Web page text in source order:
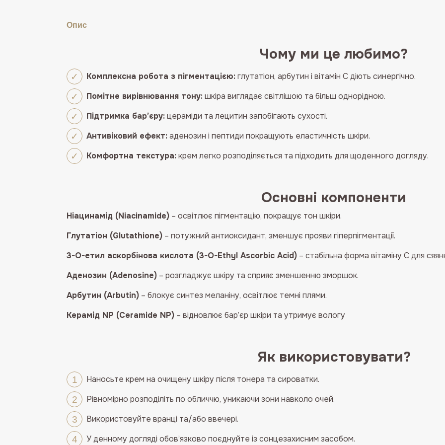
Cream
Опис
Чому ми це любимо?
Комплексна робота з пігментацією:глутатіон, арбутин і вітамін С діють синергічно.
Помітне вирівнювання тону:шкіра виглядає світлішою та більш однорідною.
Підтримка бар’єру:цераміди та лецитин запобігають сухості.
Антивіковий ефект:аденозин і пептиди покращують еластичність шкіри.
Комфортна текстура:крем легко розподіляється та підходить для щоденного догляду.
Основні компоненти
Ніацинамід (Niacinamide) – освітлює пігментацію, покращує тон шкіри.
Глутатіон (Glutathione) – потужний антиоксидант, зменшує прояви гіперпігментації.
3-O-етил аскорбінова кислота (3-O-Ethyl Ascorbic Acid) – стабільна форма вітаміну С для
Аденозин (Adenosine) – розгладжує шкіру та сприяє зменшенню зморшок.
Арбутин (Arbutin) – блокує синтез меланіну, освітлює темні плями.
Керамід NP (Ceramide NP) – відновлює бар’єр шкіри та утримує вологу
Як використовувати?
Наносьте крем на очищену шкіру після тонера та сироватки.
Рівномірно розподіліть по обличчю, уникаючи зони навколо очей.
Використовуйте вранці та/або ввечері.
У денному догляді обов’язково поєднуйте із сонцезахисним засобом.